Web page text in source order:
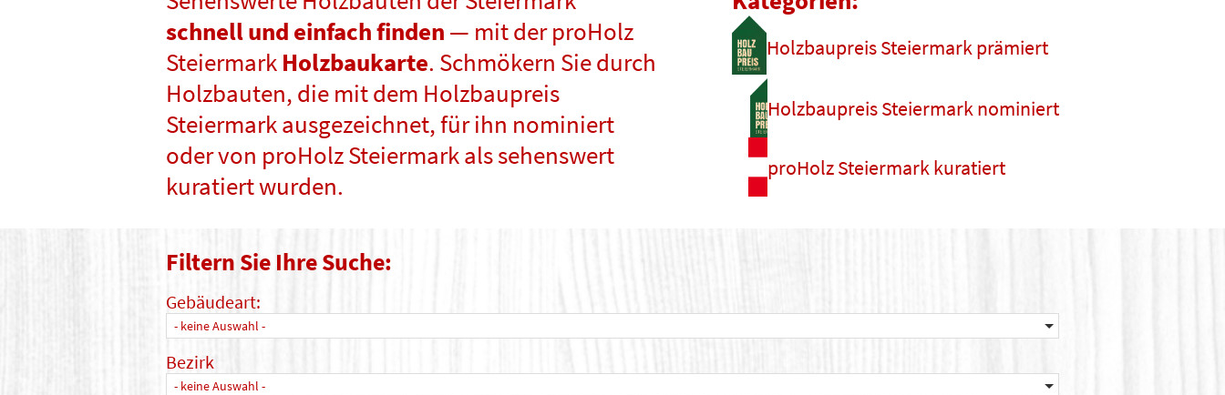
schnell und einfach finden — mit der proHolz
Steiermark Holzbaukarte. Schmökern Sie durch
Holzbauten, die mit dem Holzbaupreis
Steiermark ausgezeichnet, für ihn nominiert
oder von proHolz Steiermark als sehenswert
kuratiert wurden.
Holzbaupreis Steiermark prämiert
Holzbaupreis Steiermark nominiert
proHolz Steiermark kuratiert
Filtern Sie Ihre Suche:
Gebäudeart:
- keine Auswahl -
Bezirk
- keine Auswahl -